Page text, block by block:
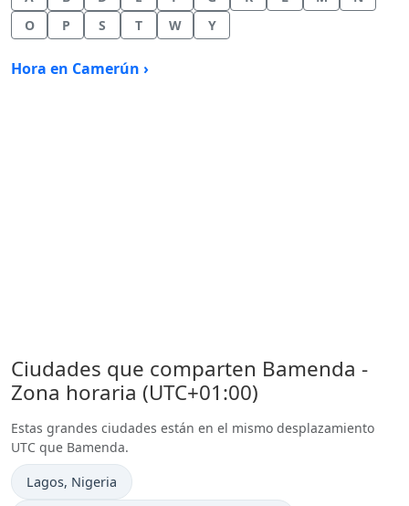
O
P S T W Y
Hora en Camerún ›
Ciudades que comparten Bamenda -
Zona horaria (UTC+01:00)
Estas grandes ciudades están en el mismo desplazamiento
UTC que Bamenda.
Hora actual en
Lagos, Nigeria